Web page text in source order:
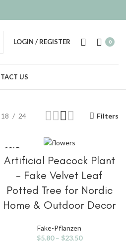
LOGIN / REGISTER 0
US
18 24 Filters
SOLD
OUT
Artificial Peacock Plant
– Fake Velvet Leaf
Potted Tree for Nordic
Home & Outdoor Decor
Fake-Pflanzen
$5.80 – $23.50